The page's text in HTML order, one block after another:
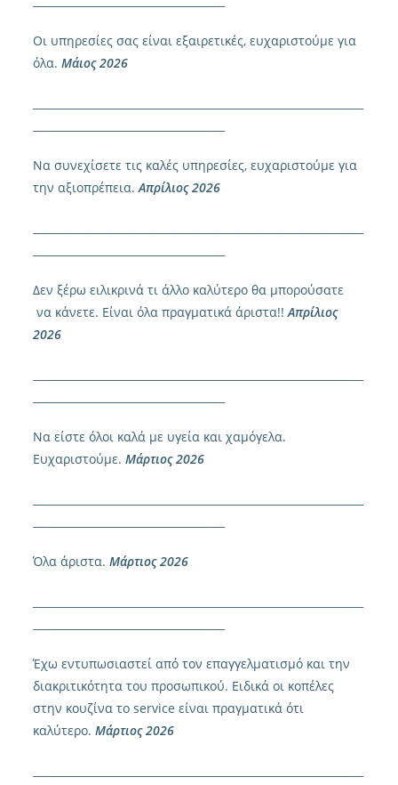
Οι υπηρεσίες σας είναι εξαιρετικές, ευχαριστούμε για
όλα.Μάιος 2026
Να συνεχίσετε τις καλές υπηρεσίες, ευχαριστούμε για
την αξιοπρέπεια.Απρίλιος 2026
Δεν ξέρω ειλικρινά τι άλλο καλύτερο θα μπορούσατε
να κάνετε. Είναι όλα πραγματικά άριστα!!Απρίλιος
2026
Να είστε όλοι καλά με υγεία και χαμόγελα.
Ευχαριστούμε.Μάρτιος 2026
Όλα άριστα.Μάρτιος 2026
Έχω εντυπωσιαστεί από τον επαγγελματισμό και την
διακριτικότητα του προσωπικού. Ειδικά οι κοπέλες
στην κουζίνα τοservice είναι πραγματικά ότι
καλύτερο.Μάρτιος 2026